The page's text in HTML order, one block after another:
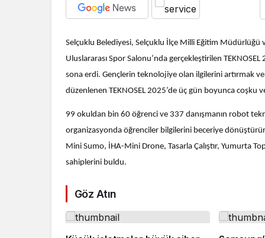
Selçuklu Belediyesi, Selçuklu İlçe Milli Eğitim Müdürlüğü
Uluslararası Spor Salonu’nda gerçekleştirilen
sona erdi. Gençlerin teknolojiye olan ilgilerini artırmak
düzenlenen TEKNOSEL 2025’de üç gün boyunca coşku
99 okuldan bin 60 öğrenci ve 337 danışmanın robot
organizasyonda öğrenciler bilgilerini beceriye
Mini Sumo, İHA-Mini Drone, Tasarla Çalıştır, Yumurta
sahiplerini buldu.
Göz Atın